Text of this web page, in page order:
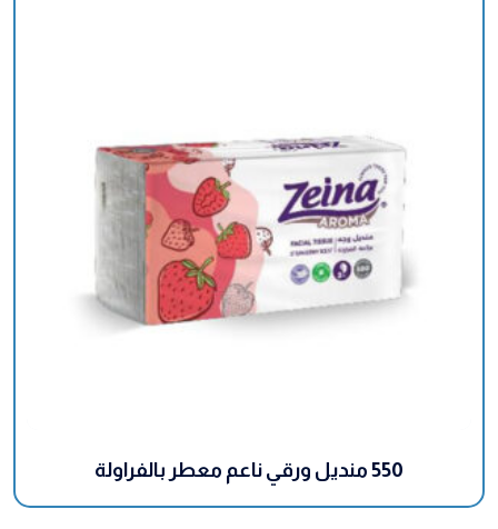
550 منديل ورقي ناعم معطر بالفراولة